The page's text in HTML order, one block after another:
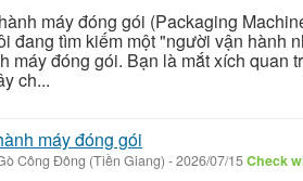
máy đóng gói (Packaging
đang tìm kiếm một "người vận hành
máy đóng gói. Bạn là mắt xích quan
ch...
máy đóng gói
Công Đông (Tiền Giang) -2026/07/15Check